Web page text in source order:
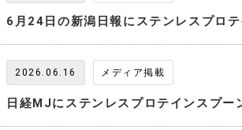
6月24日の新潟日報にステンレスプロ
2026.06.16 メディア掲載
日経MJにステンレスプロテインスプー